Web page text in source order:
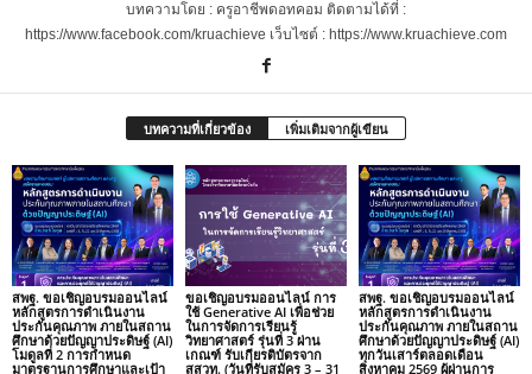
บทความโดย : ครูอาชีพดอทคอม ติดตามได้ที่ :
https://www.facebook.com/kruachieve เว็บไซต์ : https://www.kruachieve.com
บทความที่เกี่ยวข้อง เพิ่มเติมจากผู้เขียน
สพฐ. ขอเชิญอบรมออนไลน์
หลักสูตรการดำเนินงาน
ประกันคุณภาพ ภายในสถาน
ศึกษาด้วยปัญญาประดิษฐ์ (AI)
โมดูลที่ 2 การกำหนด
มาตรฐานการศึกษาและเป้า
ขอเชิญอบรมออนไลน์ การ
ใช้ Generative AI เพื่อช่วย
ในการจัดการเรียนรู้
วิทยาศาสตร์ รุ่นที่ 3 ผ่าน
เกณฑ์ รับเกียรติบัตรจาก
สสวท. (วันที่รับสมัคร 3 – 31
สพฐ. ขอเชิญอบรมออนไลน์
หลักสูตรการดำเนินงาน
ประกันคุณภาพ ภายในสถาน
ศึกษาด้วยปัญญาประดิษฐ์ (AI)
ทุกวันเสาร์ตลอดเดือน
สิงหาคม 2569 ผู้ผ่านการ